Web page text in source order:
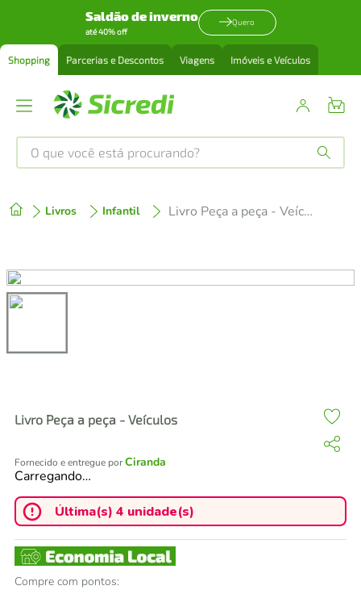
Saldão de inverno
até 40% off
Quero
Shopping Parcerias e Descontos Viagens Imóveis e Veículos
O que você está procurando?
Livros Infantil Livro Peça a peça - Veículos
Livro Peça a peça - Veículos
Fornecido e entregue porCiranda
Carregando…
Última(s) 4 unidade(s)
Compre com pontos:
2º cafeteira